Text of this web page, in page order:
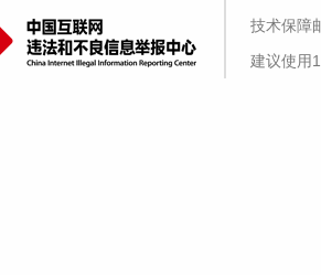
技术保障
建议使